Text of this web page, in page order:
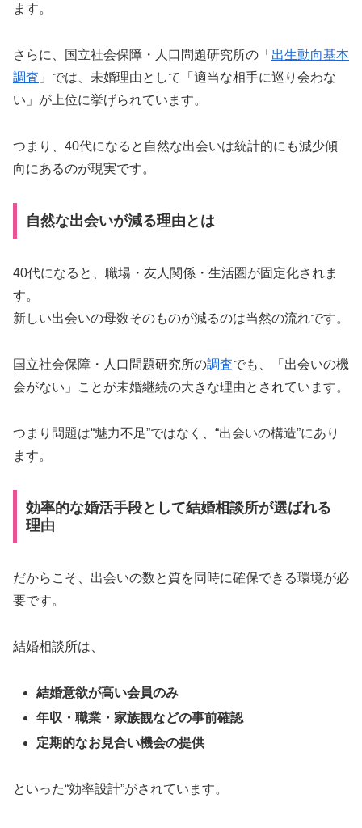
ます。
さらに、国立社会保障・人口問題研究所の「 出生動向基本
調査 」では、未婚理由として「適当な相手に巡り会わな
い」が上位に挙げられています。
つまり、40代になると自然な出会いは統計的にも減少傾
向にあるのが現実です。
自然な出会いが減る理由とは
40代になると、職場・友人関係・生活圏が固定化されま
す。
新しい出会いの母数そのものが減るのは当然の流れです。
国立社会保障・人口問題研究所の調査でも、「出会いの機
会がない」ことが未婚継続の大きな理由とされています。
つまり問題は“魅力不足”ではなく、“出会いの構造”にあり
ます。
効率的な婚活手段として結婚相談所が選ばれる
理由
だからこそ、出会いの数と質を同時に確保できる環境が必
要です。
結婚相談所は、
結婚意欲が高い会員のみ
年収・職業・家族観などの事前確認
定期的なお見合い機会の提供
といった“効率設計”がされています。